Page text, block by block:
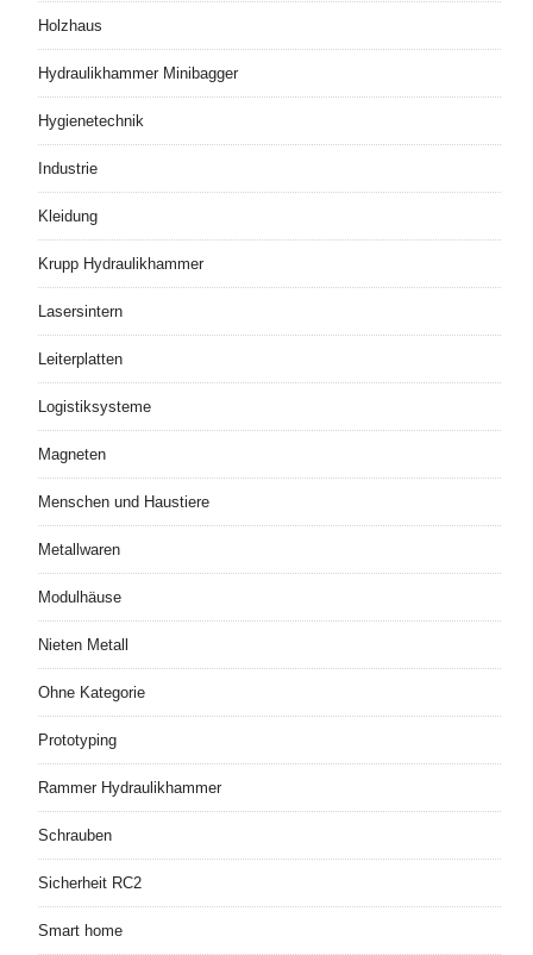
Holzhaus
Hydraulikhammer Minibagger
Hygienetechnik
Industrie
Kleidung
Krupp Hydraulikhammer
Lasersintern
Leiterplatten
Logistiksysteme
Magneten
Menschen und Haustiere
Metallwaren
Modulhäuse
Nieten Metall
Ohne Kategorie
Prototyping
Rammer Hydraulikhammer
Schrauben
Sicherheit RC2
Smart home